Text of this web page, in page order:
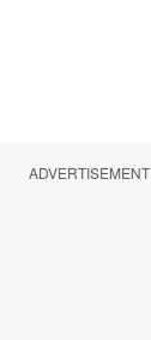
ADVERTISEMENT